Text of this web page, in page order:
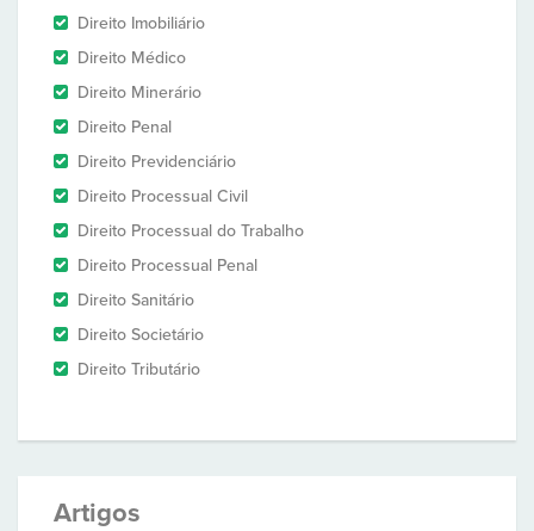
Direito Imobiliário
Direito Médico
Direito Minerário
Direito Penal
Direito Previdenciário
Direito Processual Civil
Direito Processual do Trabalho
Direito Processual Penal
Direito Sanitário
Direito Societário
Direito Tributário
Artigos